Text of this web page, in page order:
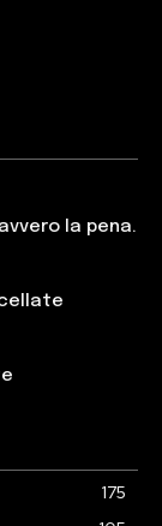
la pena.
175